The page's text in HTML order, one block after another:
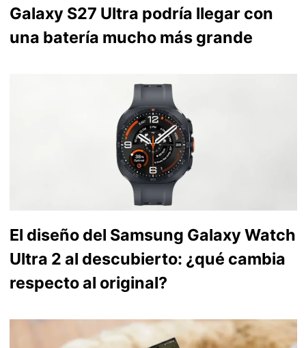
Galaxy S27 Ultra podría llegar con
una batería mucho más grande
El diseño del Samsung Galaxy Watch
Ultra 2 al descubierto: ¿qué cambia
respecto al original?